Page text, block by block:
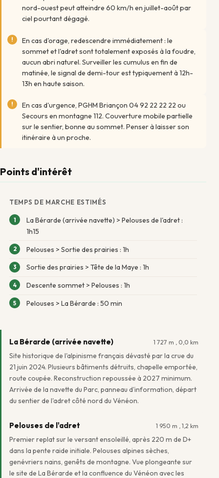
nord-ouest peut atteindre 60 km/h en juillet-août par
ciel pourtant dégagé.
En cas d'orage, redescendre immédiatement : le
sommet et l'adret sont totalement exposés à la foudre,
aucun abri naturel. Surveiller les cumulus en fin de
matinée, le signal de demi-tour est typiquement à 12h-
13h en haute saison.
En cas d'urgence, PGHM Briançon 04 92 22 22 22 ou
Secours en montagne 112. Couverture mobile partielle
sur le sentier, bonne au sommet. Penser à laisser son
itinéraire à un proche.
Points d'intérêt
TEMPS DE MARCHE ESTIMÉS
La Bérarde (arrivée navette) > Pelouses de l'adret :
1h15
Pelouses > Sortie des prairies : 1h
Sortie des prairies > Tête de la Maye : 1h
Descente sommet > Pelouses : 1h
Pelouses > La Bérarde : 50 min
La Bérarde (arrivée navette) 1 727 m , 0,0 km
Site historique de l'alpinisme français dévasté par la crue du
21 juin 2024. Plusieurs bâtiments détruits, chapelle emportée,
route coupée. Reconstruction repoussée à 2027 minimum.
Arrivée de la navette du Parc, panneau d'information, départ
du sentier de l'adret côté nord du Vénéon.
Pelouses de l'adret 1 950 m , 1,2 km
Premier replat sur le versant ensoleillé, après 220 m de D+
dans la pente raide initiale. Pelouses alpines sèches,
genévriers nains, genêts de montagne. Vue plongeante sur
le site de La Bérarde et la confluence du Vénéon avec les